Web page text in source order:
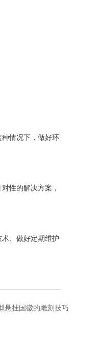
情况下，做好环
性的解决方案，
、做好定期维护
悬挂国徽的雕刻技巧